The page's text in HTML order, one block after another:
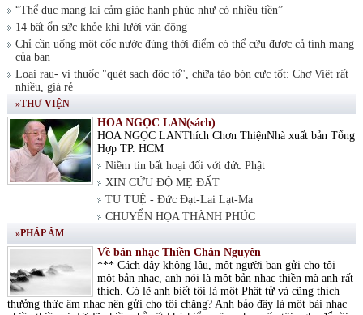
“Thể dục mang lại cảm giác hạnh phúc như có nhiều tiền”
14 bất ổn sức khỏe khi lười vận động
Chỉ cần uống một cốc nước đúng thời điểm có thể cứu được cả tính mạng
của bạn
Loại rau- vị thuốc "quét sạch độc tố", chữa táo bón cực tốt: Chợ Việt rất
nhiều, giá rẻ
»THƯ VIỆN
HOA NGỌC LAN(sách)
HOA NGỌC LANThích Chơn ThiệnNhà xuất bản Tổng
Hợp TP. HCM
Niềm tin bất hoại đối với đức Phật
XIN CỨU ĐỘ MẸ ĐẤT
TU TUỆ - Đức Đạt-Lai Lạt-Ma
CHUYỂN HỌA THÀNH PHÚC
»PHÁP ÂM
Về bản nhạc Thiền Chân Nguyên
*** Cách đây không lâu, một người bạn gửi cho tôi
một bản nhạc, anh nói là một bản nhạc thiền mà anh rất
thích. Có lẽ anh biết tôi là một Phật tử và cũng thích
thưởng thức âm nhạc nên gửi cho tôi chăng? Anh bảo đây là một bài nhạc